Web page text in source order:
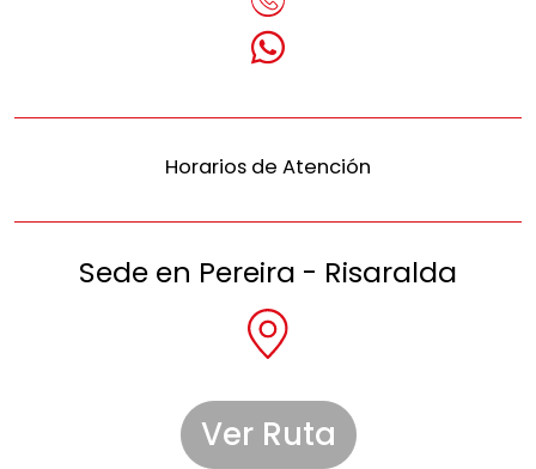
Horarios de Atención
Sede en Pereira - Risaralda
Ver Ruta